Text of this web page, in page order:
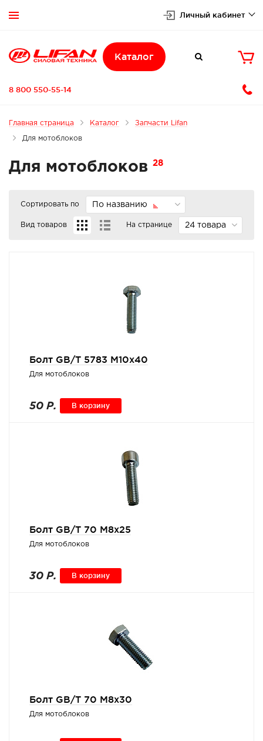
 Личный кабинет
Каталог  
8 800 550-55-14
Главная страница Каталог Запчасти Lifan
Для мотоблоков
Для мотоблоков 28
Сортировать по По названию
Вид товаров На странице 24 товара
Болт GB/T 5783 M10x40
Для мотоблоков
50 Р. В корзину
Болт GB/T 70 M8x25
Для мотоблоков
30 Р. В корзину
Болт GB/T 70 M8x30
Для мотоблоков